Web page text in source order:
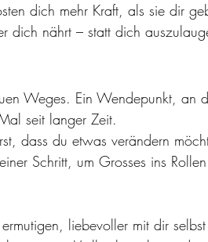
dich mehr Kraft, als sie dir
dich nährt – statt dich
Weges. Ein Wendepunkt, an
seit langer Zeit.
dass du etwas verändern
Schritt, um Grosses ins
liebevoller mit dir selbst